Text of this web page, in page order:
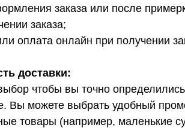
заказа или после
заказа;
оплата онлайн при получении
доставки:
чтобы вы точно
Вы можете выбрать удобный
товары (например, маленькие